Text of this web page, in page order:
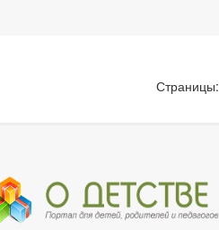
Страницы: